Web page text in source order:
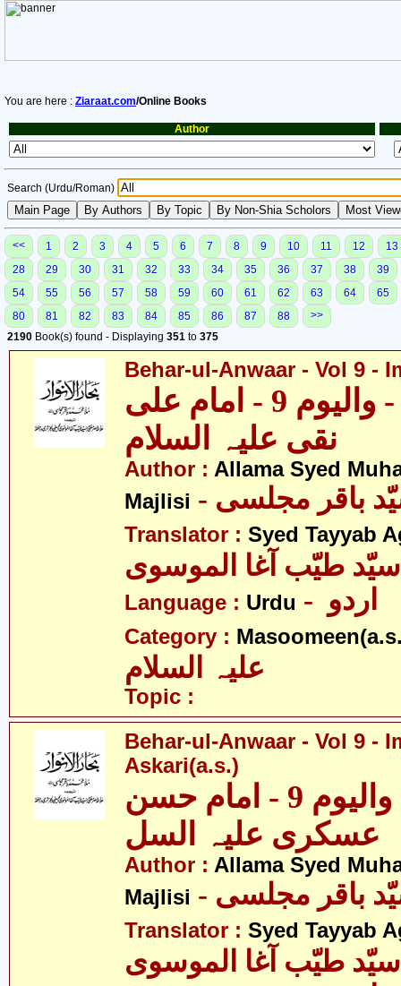
You are here : Ziaraat.com/Online Books
Author
Search (Urdu/Roman)
<< 1 2 3 4 5 6 7 8 9 10 11 12
13
28
29 30 31 32 33 34 35 36 37 38
39
54
55 56 57 58 59 60 61 62 63 64
65
80
81 82 83 84 85 86 87 88
>>
2190 Book(s) found - Displaying 351 to 375
Behar-ul-Anwaar - Vol 9 -
بحار الانوار - والیوم 9 - امام علی
نقی علیہ السلام
Author : Allama Syed
Majlisi
Translator : Syed Tayyab
سیّد طیّب آغا الموسوی
Language : Urdu
Category :
Topic :
Behar-ul-Anwaar - Vol 9 -
Askari(a.s.)
بحار الانوار - والیوم 9 - امام حسن
عسکری علیہ السل
Author : Allama Syed
Majlisi
Translator : Syed Tayyab
سیّد طیّب آغا الموسوی